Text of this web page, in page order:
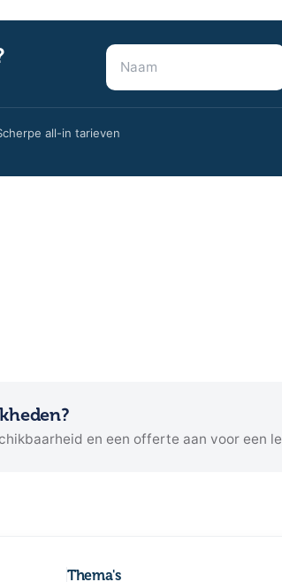
all-in tarieven
en een offerte aan voor een
Thema's